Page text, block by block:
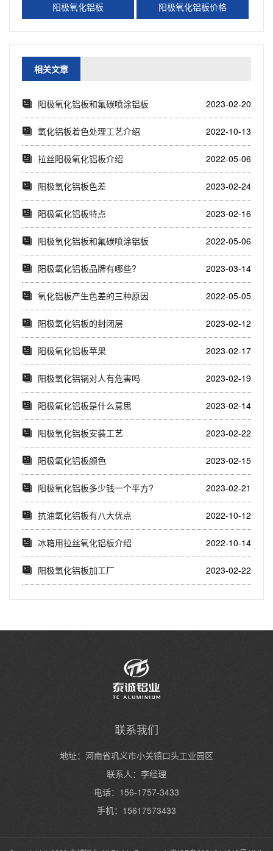
阳极氧化铝板 阳极氧化铝板价格
相关文章
阳极氧化铝板和氟碳喷涂铝板
的区别
2023-02-20
氧化铝板着色处理工艺介绍 2022-10-13
拉丝阳极氧化铝板介绍 2022-05-06
阳极氧化铝板色差 2023-02-24
阳极氧化铝板特点 2023-02-16
阳极氧化铝板和氟碳喷涂铝板
的区别
2022-05-06
阳极氧化铝板品牌有哪些? 2023-03-14
氧化铝板产生色差的三种原因 2022-05-05
阳极氧化铝板的封闭层 2023-02-12
阳极氧化铝板苹果 2023-02-17
阳极氧化铝锅对人有危害吗 2023-02-19
阳极氧化铝板是什么意思 2023-02-14
阳极氧化铝板安装工艺 2023-02-22
阳极氧化铝板颜色 2023-02-15
阳极氧化铝板多少钱一个平方? 2023-02-21
抗油氧化铝板有八大优点 2022-10-12
冰箱用拉丝氧化铝板介绍 2022-10-14
阳极氧化铝板加工厂 2023-02-22
联系我们
地址：河南省巩义市小关镇口头工业园区
联系人：李经理
电话：156-1757-3433
手机：15617573433